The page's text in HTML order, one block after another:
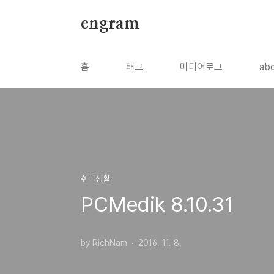
engram
홈 태그 미디어로그
취미생활
PCMedik 8.10.31
by RichNam 2016. 11. 8.